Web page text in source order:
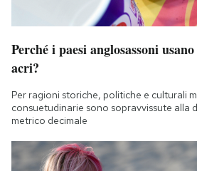
Perché i paesi anglosassoni
acri?
Per ragioni storiche, politiche e culturali
consuetudinarie sono sopravvissute alla
metrico decimale